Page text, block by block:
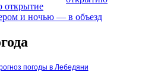
открытие
и ночью — в объезд
погоды в Лебедяни